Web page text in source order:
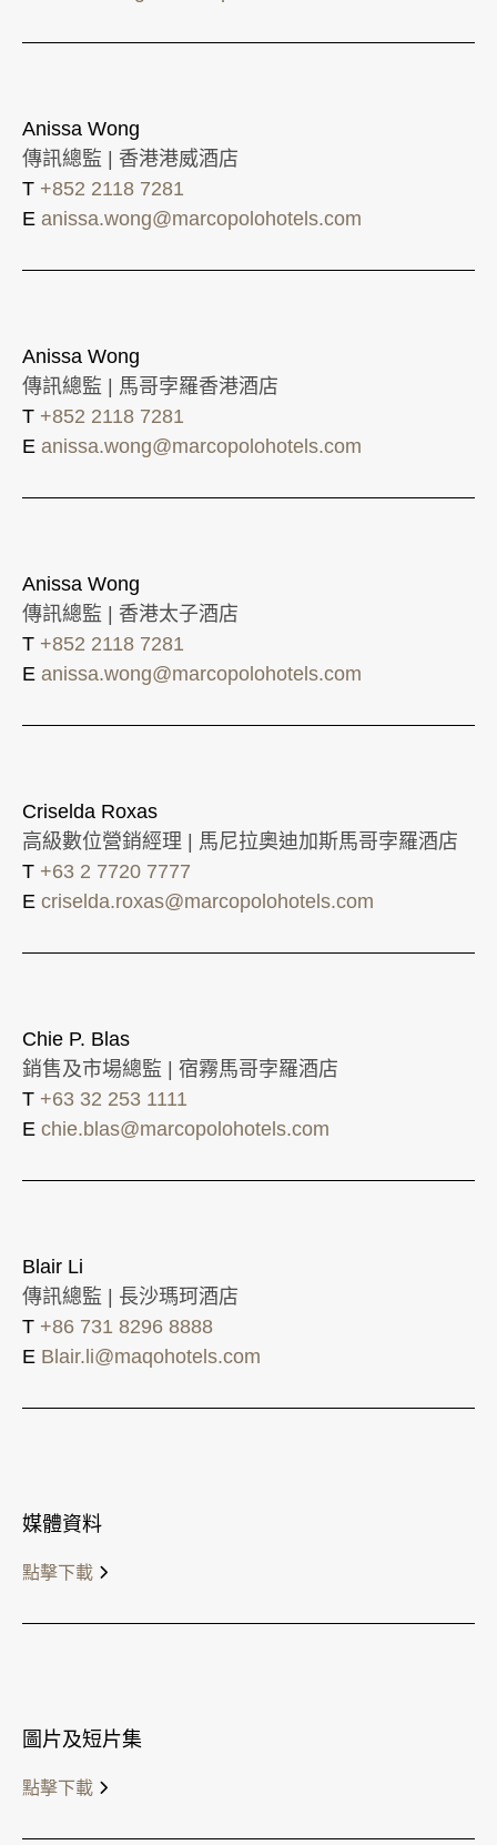
Anissa Wong
傳訊總監 | 香港港威酒店
T +852 2118 7281
E anissa.wong@marcopolohotels.com
Anissa Wong
傳訊總監 | 馬哥孛羅香港酒店
T +852 2118 7281
E anissa.wong@marcopolohotels.com
Anissa Wong
傳訊總監 | 香港太子酒店
T +852 2118 7281
E anissa.wong@marcopolohotels.com
Criselda Roxas
高級數位營銷經理 | 馬尼拉奧迪加斯馬哥孛羅酒店
T +63 2 7720 7777
E criselda.roxas@marcopolohotels.com
Chie P. Blas
銷售及市場總監 | 宿霧馬哥孛羅酒店
T +63 32 253 1111
E chie.blas@marcopolohotels.com
Blair Li
傳訊總監 | 長沙瑪珂酒店
T +86 731 8296 8888
E Blair.li@maqohotels.com
媒體資料
點擊下載
圖片及短片集
點擊下載